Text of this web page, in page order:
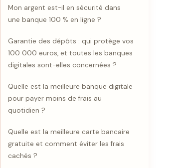
Mon argent est-il en sécurité dans
une banque 100 % en ligne ?
Garantie des dépôts : qui protège vos
100 000 euros, et toutes les banques
digitales sont-elles concernées ?
Quelle est la meilleure banque digitale
pour payer moins de frais au
quotidien ?
Quelle est la meilleure carte bancaire
gratuite et comment éviter les frais
cachés ?